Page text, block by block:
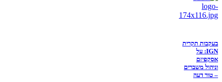
בעקבות תקרית
IGN: על
אסקפיזם
וניהול משברים
– טור דעה